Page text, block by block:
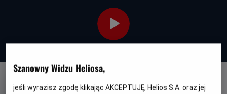
Szanowny Widzu Heliosa,
jeśli wyrazisz zgodę klikając AKCEPTUJĘ, Helios S.A. oraz jej